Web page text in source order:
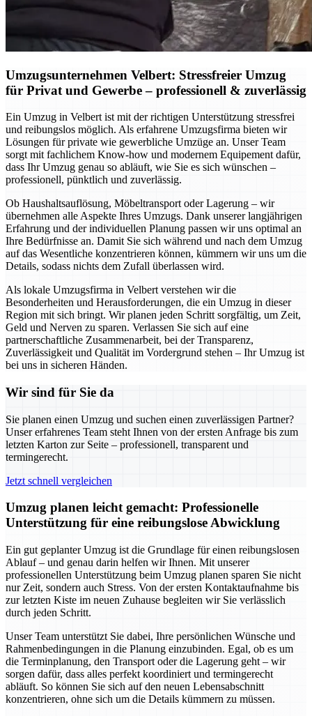
Umzugsunternehmen Velbert: Stressfreier Umzug
für Privat und Gewerbe – professionell & zuverlässig
Ein Umzug in Velbert ist mit der richtigen Unterstützung stressfrei
und reibungslos möglich. Als erfahrene Umzugsfirma bieten wir
Lösungen für private wie gewerbliche Umzüge an. Unser Team
sorgt mit fachlichem Know-how und modernem Equipement dafür,
dass Ihr Umzug genau so abläuft, wie Sie es sich wünschen –
professionell, pünktlich und zuverlässig.
Ob Haushaltsauflösung, Möbeltransport oder Lagerung – wir
übernehmen alle Aspekte Ihres Umzugs. Dank unserer langjährigen
Erfahrung und der individuellen Planung passen wir uns optimal an
Ihre Bedürfnisse an. Damit Sie sich während und nach dem Umzug
auf das Wesentliche konzentrieren können, kümmern wir uns um die
Details, sodass nichts dem Zufall überlassen wird.
Als lokale Umzugsfirma in Velbert verstehen wir die
Besonderheiten und Herausforderungen, die ein Umzug in dieser
Region mit sich bringt. Wir planen jeden Schritt sorgfältig, um Zeit,
Geld und Nerven zu sparen. Verlassen Sie sich auf eine
partnerschaftliche Zusammenarbeit, bei der Transparenz,
Zuverlässigkeit und Qualität im Vordergrund stehen – Ihr Umzug ist
bei uns in sicheren Händen.
Wir sind für Sie da
Sie planen einen Umzug und suchen einen zuverlässigen Partner?
Unser erfahrenes Team steht Ihnen von der ersten Anfrage bis zum
letzten Karton zur Seite – professionell, transparent und
termingerecht.
Jetzt schnell vergleichen
Umzug planen leicht gemacht: Professionelle
Unterstützung für eine reibungslose Abwicklung
Ein gut geplanter Umzug ist die Grundlage für einen reibungslosen
Ablauf – und genau darin helfen wir Ihnen. Mit unserer
professionellen Unterstützung beim Umzug planen sparen Sie nicht
nur Zeit, sondern auch Stress. Von der ersten Kontaktaufnahme bis
zur letzten Kiste im neuen Zuhause begleiten wir Sie verlässlich
durch jeden Schritt.
Unser Team unterstützt Sie dabei, Ihre persönlichen Wünsche und
Rahmenbedingungen in die Planung einzubinden. Egal, ob es um
die Terminplanung, den Transport oder die Lagerung geht – wir
sorgen dafür, dass alles perfekt koordiniert und termingerecht
abläuft. So können Sie sich auf den neuen Lebensabschnitt
konzentrieren, ohne sich um die Details kümmern zu müssen.